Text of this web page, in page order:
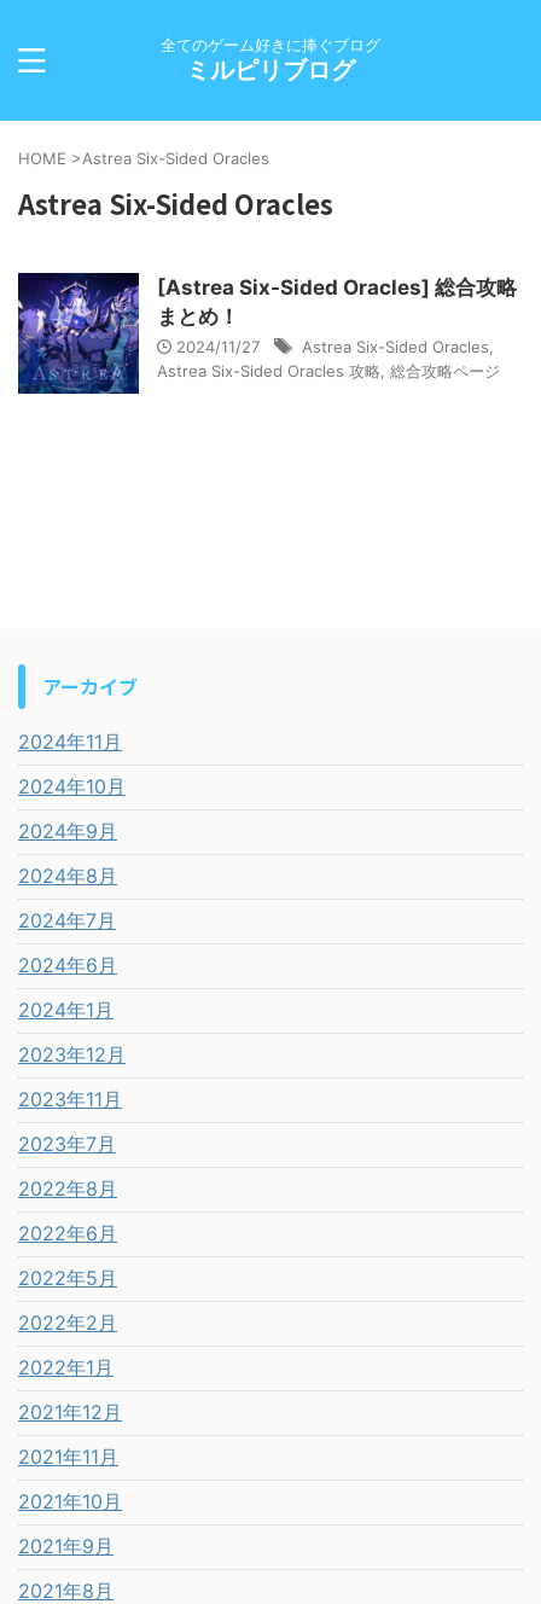
全てのゲーム好きに捧ぐブログ
ミルピリブログ
HOME >Astrea Six-Sided Oracles
Astrea Six-Sided Oracles
[Astrea Six-Sided Oracles] 総合攻略
まとめ！
2024/11/27 Astrea Six-Sided Oracles
Astrea Six-Sided Oracles 攻略 総合攻略ページ
アーカイブ
2024年11月
2024年10月
2024年9月
2024年8月
2024年7月
2024年6月
2024年1月
2023年12月
2023年11月
2023年7月
2022年8月
2022年6月
2022年5月
2022年2月
2022年1月
2021年12月
2021年11月
2021年10月
2021年9月
2021年8月